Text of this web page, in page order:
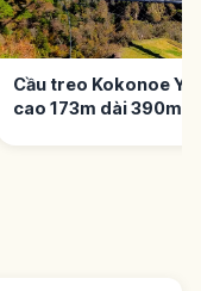
Cầu treo Kokonoe
cao 173m dài 390m